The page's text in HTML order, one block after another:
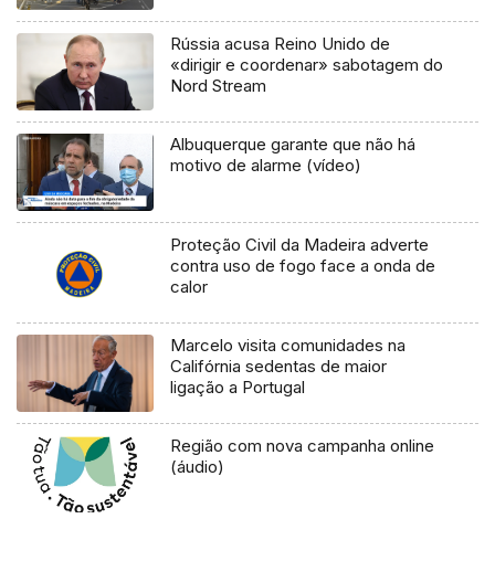
Rússia acusa Reino Unido de
«dirigir e coordenar» sabotagem do
Nord Stream
Albuquerque garante que não há
motivo de alarme (vídeo)
Proteção Civil da Madeira adverte
contra uso de fogo face a onda de
calor
Marcelo visita comunidades na
Califórnia sedentas de maior
ligação a Portugal
Região com nova campanha online
(áudio)